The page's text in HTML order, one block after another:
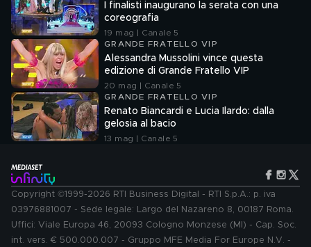
I finalisti inaugurano la serata con una
coreografia
19 mag | Canale 5
GRANDE FRATELLO VIP
Alessandra Mussolini vince questa
edizione di Grande Fratello VIP
20 mag | Canale 5
GRANDE FRATELLO VIP
Renato Biancardi e Lucia Ilardo: dalla
gelosia al bacio
13 mag | Canale 5
Copyright ©1999-2026 RTI Business Digital - RTI S.p.A.: p. iva
03976881007 - Sede legale: Largo del Nazareno 8, 00187 Roma.
Uffici: Viale Europa 46, 20093 Cologno Monzese (MI) - Cap. Soc.
int. vers. € 500.000.007 - Gruppo MFE Media For Europe N.V. -